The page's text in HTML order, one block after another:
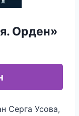
Орден»
Серга Усова,